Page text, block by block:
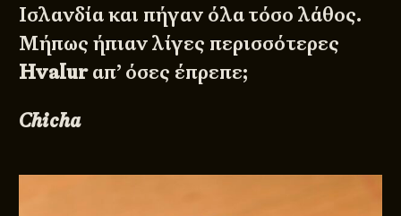
Ισλανδία και πήγαν όλα τόσο λάθος.
Μήπως ήπιαν λίγες περισσότερες
Hvalurαπ’ όσες έπρεπε;
Chicha